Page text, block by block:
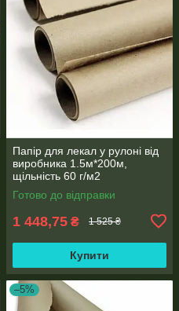
Папір для лекал у рулоні від
виробника 1.5м*200м,
щільність 60 г/м2
Готово до відправки
1 448,75 ₴ 1 525 ₴
Купити
–5%